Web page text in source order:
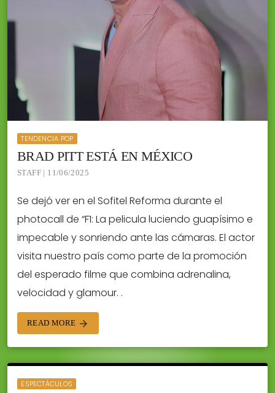
TENDENCIA POP
BRAD PITT ESTÁ EN MÉXICO
STAFF | 11/06/2025
Se dejó ver en el Sofitel Reforma durante el
photocall de “F1: La pelicula luciendo guapísimo e
impecable y sonriendo ante las cámaras. El actor
visita nuestro país como parte de la promoción
del esperado filme que combina adrenalina,
velocidad y glamour. .
READ MORE arrow_forward
ESPECTÁCULOS